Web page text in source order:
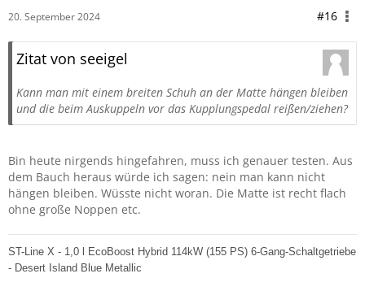
20. September 2024 #16
Zitat von seeigel
Kann man mit einem breiten Schuh an der Matte hängen bleiben
und die beim Auskuppeln vor das Kupplungspedal reißen/ziehen?
Bin heute nirgends hingefahren, muss ich genauer testen. Aus
dem Bauch heraus würde ich sagen: nein man kann nicht
hängen bleiben. Wüsste nicht woran. Die Matte ist recht flach
ohne große Noppen etc.
ST-Line X - 1,0 l EcoBoost Hybrid 114kW (155 PS) 6-Gang-Schaltgetriebe
- Desert Island Blue Metallic